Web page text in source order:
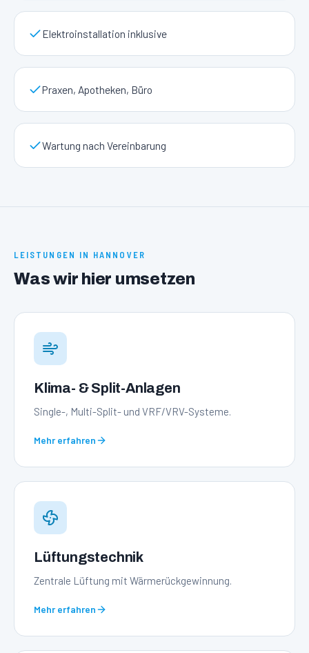
Elektroinstallation inklusive
Praxen, Apotheken, Büro
Wartung nach Vereinbarung
LEISTUNGEN IN HANNOVER
Was wir hier umsetzen
Klima- & Split-Anlagen
Single-, Multi-Split- und VRF/VRV-Systeme.
Mehr erfahren
Lüftungstechnik
Zentrale Lüftung mit Wärmerückgewinnung.
Mehr erfahren